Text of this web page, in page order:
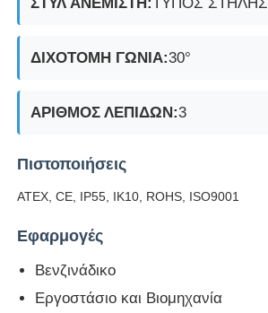
ΔΙΧΟΤΟΜΗ ΓΩΝΙΑ:30°
ΑΡΙΘΜΟΣ ΛΕΠΙΔΩΝ:3
Πιστοποιήσεις
ATEX, CE, IP55, IK10, ROHS, ISO9001
Εφαρμογές
Βενζινάδικο
Εργοστάσιο και Βιομηχανία